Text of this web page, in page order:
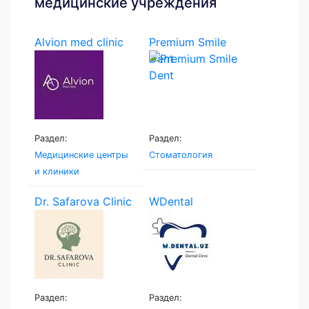
Alvion med clinic
Раздел:
Медицинские центры
и клиники
Premium Smile
Dent
Раздел:
Стоматология
Dr. Safarova Clinic
Раздел:
WDental
Раздел: